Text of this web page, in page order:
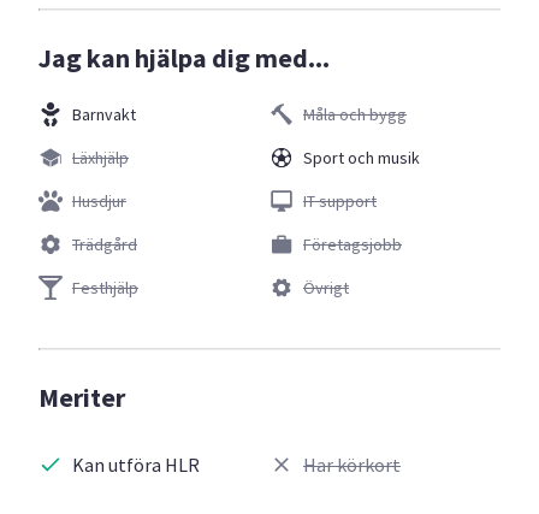
Jag kan hjälpa dig med...
Barnvakt
Läxhjälp
Husdjur
Trädgård
Festhjälp
Måla och bygg
Sport och musik
IT support
Företagsjobb
Övrigt
Meriter
Kan utföra HLR Har körkort